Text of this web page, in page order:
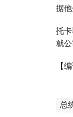
据
托
就
【
总